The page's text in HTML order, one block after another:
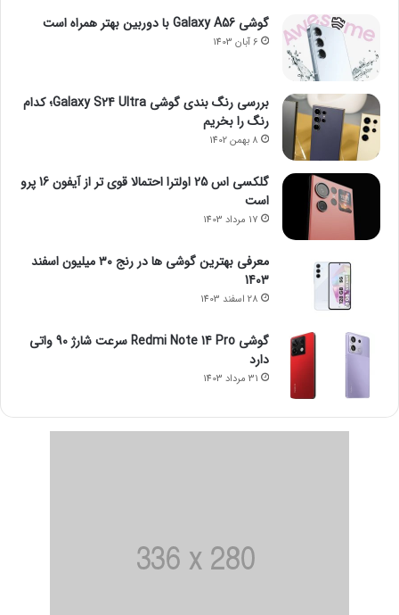
گوشی Galaxy A56 با دوربین بهتر همراه است
6 آبان 1403
بررسی رنگ بندی گوشی Galaxy S24 Ultra؛ کدام
رنگ را بخریم
8 بهمن 1402
گلکسی اس 25 اولترا احتمالا قوی تر از آیفون 16 پرو
است
17 مرداد 1403
معرفی بهترین گوشی ها در رنج ۳۰ میلیون اسفند
1403
28 اسفند 1403
گوشی Redmi Note 14 Pro سرعت شارژ 90 واتی
دارد
31 مرداد 1403